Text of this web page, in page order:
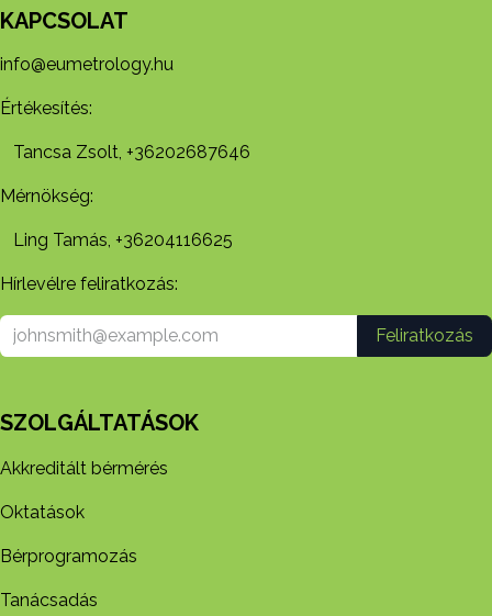
KAPCSOLAT
info@eumetrology.hu
Értékesítés:
Tancsa Zsolt, +36202687646
Mérnökség:
Ling Tamás, +36204116625
Hírlevélre feliratkozás:
Feliratkozás
SZOLGÁLTATÁSOK
Akkreditált bérmérés
Oktatások
Bérprogramozás
Tanácsadás